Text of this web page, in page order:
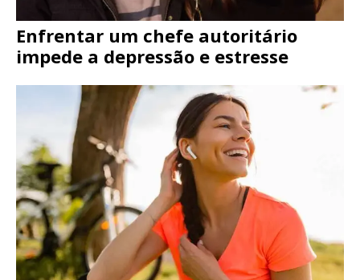
Enfrentar um chefe autoritário
impede a depressão e estresse